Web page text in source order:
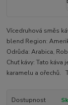
Vícedruhová směs
blend Region:
Odrůda: Arabica,
Chuť kávy: Tato
karamelu a ořechů.
Dostupnost